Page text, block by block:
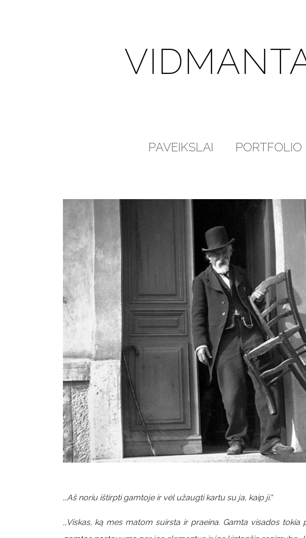
PAVEIKSLAI PORTFOLIO
,,Aš noriu ištirpti gamtoje ir vėl užaugti kartu su ja, kaip ji.“
,,Viskas, ką mes matom suirsta ir praeina. Gamta visados